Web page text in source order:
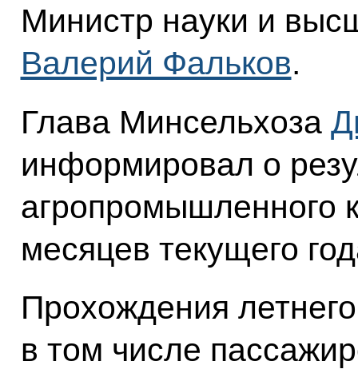
Министр науки и
Валерий Фальков.
Глава Минсельхоза
информировал о
агропромышленного
месяцев текущего
Прохождения
в том числе